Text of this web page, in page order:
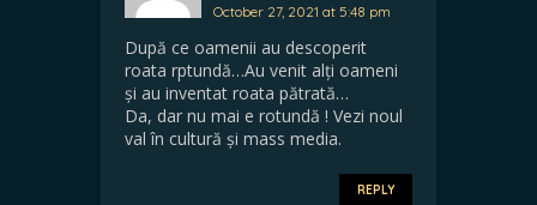
October 27, 2021 at 5:48 pm
După ce oamenii au descoperit
roata rptundă…Au venit alți oameni
și au inventat roata pătrată…
Da, dar nu mai e rotundă ! Vezi noul
val în cultură și mass media.
REPLY